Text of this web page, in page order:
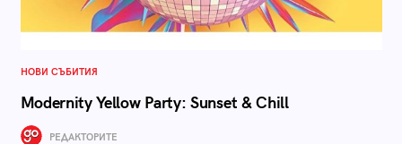
НОВИ СЪБИТИЯ
Modernity Yellow Party: Sunset & Chill
РЕДАКТОРИТЕ